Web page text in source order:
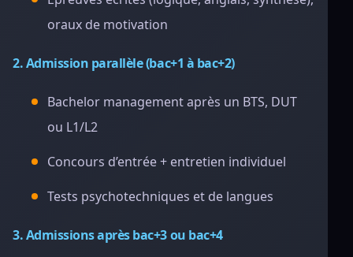
oraux de motivation
2. Admission parallèle (bac+1 à bac+2)
Bachelor management après un BTS, DUT
ou L1/L2
Concours d’entrée + entretien individuel
Tests psychotechniques et de langues
3. Admissions après bac+3 ou bac+4